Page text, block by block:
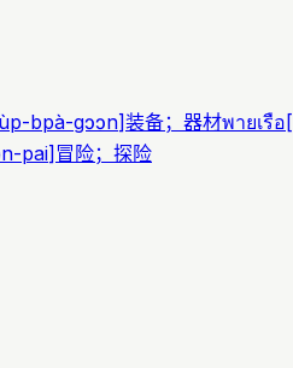
ùp-bpà-gɔɔn]装备；器材พายเรือ[
pai]冒险；探险